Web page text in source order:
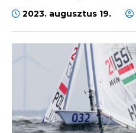
2023. augusztus 19.